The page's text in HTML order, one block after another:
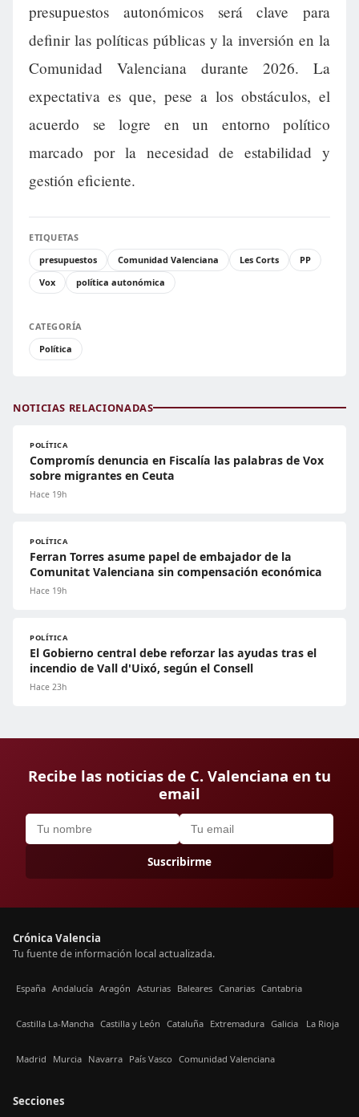
presupuestos autonómicos será clave para
definir las políticas públicas y la inversión en la
Comunidad Valenciana durante 2026. La
expectativa es que, pese a los obstáculos, el
acuerdo se logre en un entorno político
marcado por la necesidad de estabilidad y
gestión eficiente.
ETIQUETAS
presupuestos
Comunidad Valenciana Les Corts
PP
Vox
política autonómica
CATEGORÍA
Política
NOTICIAS RELACIONADAS
POLÍTICA
Compromís denuncia en Fiscalía las palabras de Vox
sobre migrantes en Ceuta
Hace 19h
POLÍTICA
Ferran Torres asume papel de embajador de la
Comunitat Valenciana sin compensación económica
Hace 19h
POLÍTICA
El Gobierno central debe reforzar las ayudas tras el
incendio de Vall d'Uixó, según el Consell
Hace 23h
Recibe las noticias de C. Valenciana en tu
email
Suscribirme
Crónica Valencia
Tu fuente de información local actualizada.
España Andalucía Aragón Asturias Baleares Canarias Cantabria
Castilla La-Mancha Castilla y León Cataluña Extremadura Galicia La Rioja
Madrid Murcia Navarra País Vasco Comunidad Valenciana
Secciones